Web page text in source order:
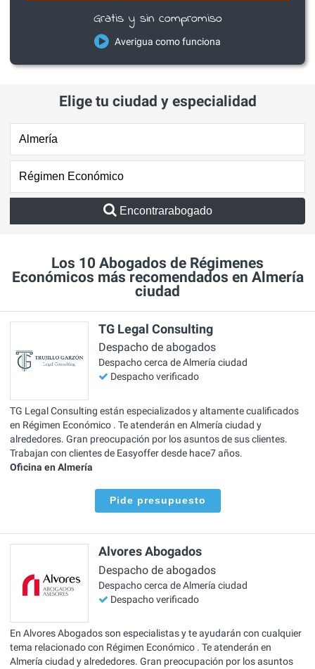
Gratis y sin compromiso
Averigua como funciona
Elige tu ciudad y especialidad
Encontrarabogado
Los 10 Abogados de Régimenes
Económicos más recomendados en Almería
ciudad
TG Legal Consulting
Despacho de abogados
Despacho cerca de Almería ciudad
Despacho verificado
TG Legal Consulting están especializados y altamente cualificados
en Régimen Económico . Te atenderán en Almería ciudad y
alrededores. Gran preocupación por los asuntos de sus clientes.
Trabajan con clientes de Easyoffer desde hace7 años.
Oficina en Almería
Pide presupuesto
Alvores Abogados
Despacho de abogados
Despacho cerca de Almería ciudad
Despacho verificado
En Alvores Abogados son especialistas y te ayudarán con cualquier
tema relacionado con Régimen Económico . Te atenderán en
Almería ciudad y alrededores. Gran preocupación por los asuntos